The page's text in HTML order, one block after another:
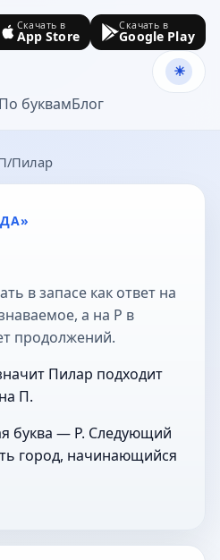
По буквамБлог
Скачать в
App Store
Скачать в
Google Play
Пилар
в запасе как ответ на
а на Р в
продолжений.
Пилар подходит
П.
буква — Р. Следующий
город, начинающийся